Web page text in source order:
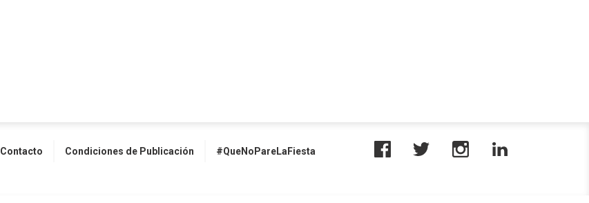
Contacto Condiciones de Publicación #QueNoPareLaFiesta